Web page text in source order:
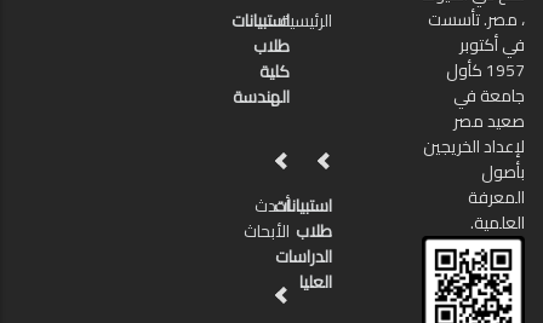
، مصر. تأسست
في أكتوبر
1957 كأول
جامعة في
صعيد مصر
لإعداد الخريجين
بأصول
المعرفة
العلمية.
الرئيسيةاستبيانات
طلاب
كلية
الهندسة
استبيانات
طلاب
الدراسات
العليا
أحدث
الأبحاث